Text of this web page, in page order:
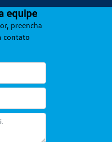
equipe
preencha
contato